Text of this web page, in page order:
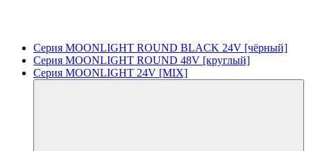
Серия MOONLIGHT ROUND BLACK 24V [чёрный]
Серия MOONLIGHT ROUND 48V [круглый]
Серия MOONLIGHT 24V [MIX]